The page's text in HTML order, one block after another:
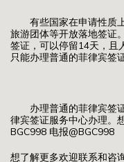
有些国家在申请性质上
旅游团体等开放落地签证
签证，可以停留14天，且
只能办理普通的菲律宾签证
办理普通的菲律宾签证
律宾签证服务中心办理。
BGC998 电报@BGC998
想了解更多欢迎联系和咨